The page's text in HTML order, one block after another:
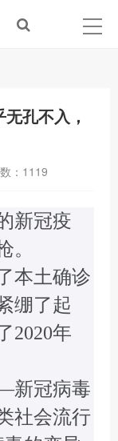
孔不入，
： 1119
新冠疫
。
本土确诊
绷了起
2020年
冠病毒
社会流行